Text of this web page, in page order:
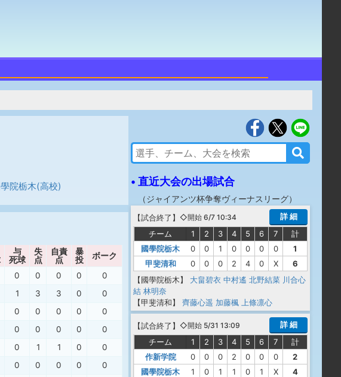
院栃木(高校)
与
死球
失
点
自責
点
暴
投
ボーク
0 0 0 0
0
1 3 3 0
0
0 0 0 0
0
0 0 0 0
0
0 1 1 0
0
0 0 0 0
0
• 直近大会の出場試合
（ジャイアンツ杯争奪ヴィーナスリーグ）
【試合終了 】 ◇開始 6/7 10:34
詳 細
チーム
1 2 3 4 5 6 7
計
國學院栃木
0 0 1 0 0 0 0
1
甲斐清和
0 0 0 2 4 0 X
6
【國學院栃木】
大畠碧衣 中村遙 北野結菜 川合心
結 林明奈
【甲斐清和】
齊藤心遥 加藤楓 上條凛心
【試合終了 】 ◇開始 5/31 13:09
詳 細
チーム
1 2 3 4 5 6 7
計
作新学院
0 0 0 2 0 0 0
2
國學院栃木
1 0 1 1 0 1 X
4